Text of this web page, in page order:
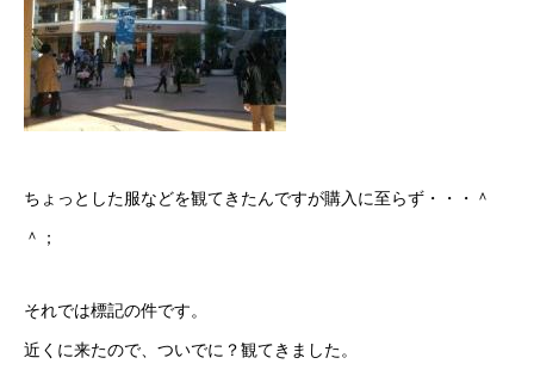
ちょっとした服などを観てきたんですが購入に至らず・・・＾
＾；
それでは標記の件です。
近くに来たので、ついでに？観てきました。